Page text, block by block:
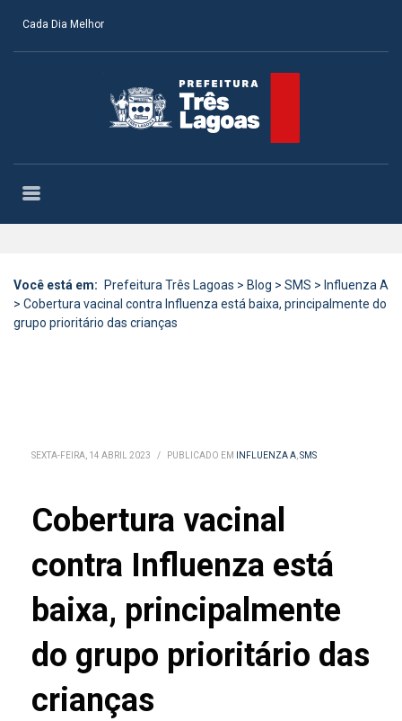
Cada Dia Melhor
Você está em: Prefeitura Três Lagoas > Blog > SMS > Influenza A
> Cobertura vacinal contra Influenza está baixa, principalmente do
grupo prioritário das crianças
SEXTA-FEIRA, 14 ABRIL 2023 / PUBLICADO EM INFLUENZA A,SMS
Cobertura vacinal
contra Influenza está
baixa, principalmente
do grupo prioritário das
crianças